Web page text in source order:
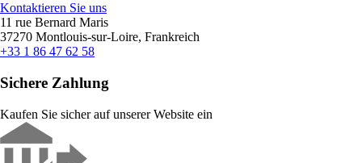
Kontaktieren Sie uns
11 rue Bernard Maris
37270 Montlouis-sur-Loire, Frankreich
+33 1 86 47 62 58
Sichere Zahlung
Kaufen Sie sicher auf unserer Website ein